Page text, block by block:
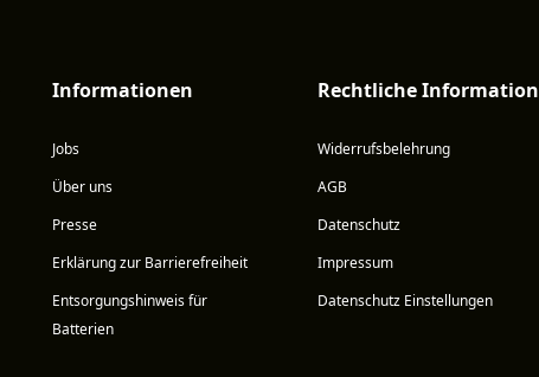
Informationen
Jobs
Über uns
Presse
Erklärung zur Barrierefreiheit
Entsorgungshinweis für
Batterien
Rechtliche Information
Widerrufsbelehrung
AGB
Datenschutz
Impressum
Datenschutz Einstellungen